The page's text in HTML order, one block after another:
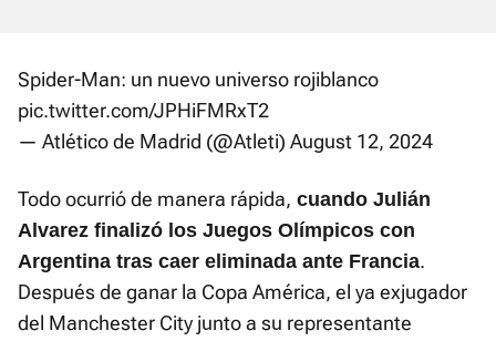
Spider-Man: un nuevo universo rojiblanco
pic.twitter.com/JPHiFMRxT2
— Atlético de Madrid (@Atleti) August 12, 2024
Todo ocurrió de manera rápida, cuando Julián
Alvarez finalizó los Juegos Olímpicos con
Argentina tras caer eliminada ante Francia.
Después de ganar la Copa América, el ya exjugador
del Manchester City junto a su representante